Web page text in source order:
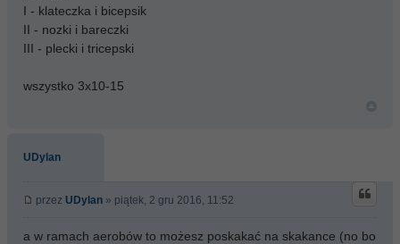
I - klateczka i bicepsik
II - nozki i bareczki
III - plecki i tricepski
wszystko 3x10-15
UDylan
przez UDylan » piątek, 2 gru 2016, 11:52
a w ramach aerobów to możesz poskakać na skakance (no bo